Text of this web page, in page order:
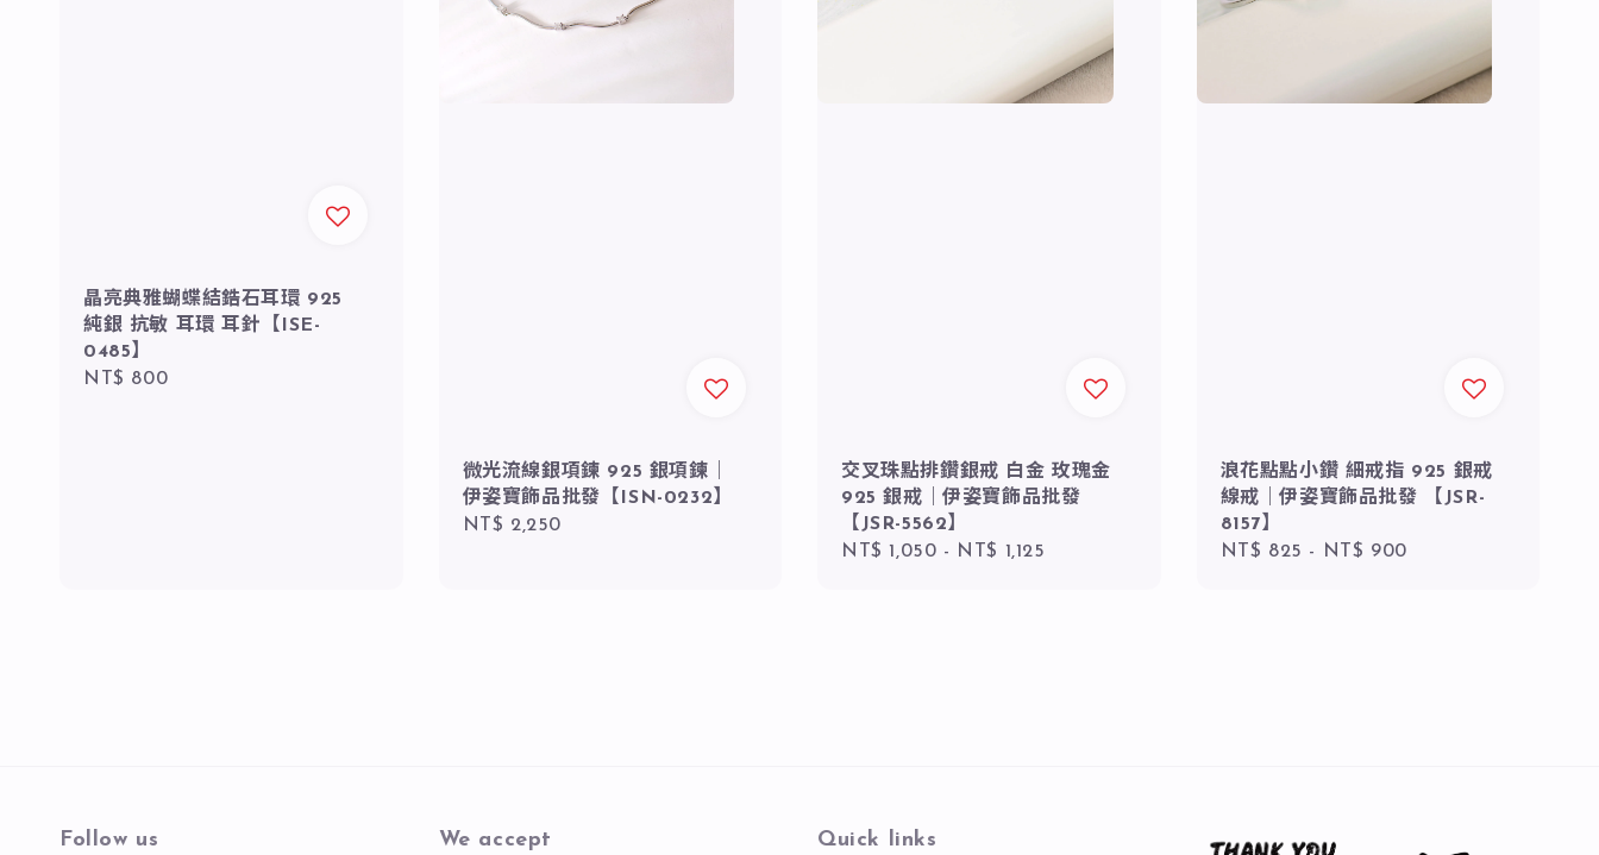
晶亮典雅蝴蝶結鋯石耳環 925
純銀 抗敏 耳環 耳針【ISE-
0485】
Regular
NT$ 800
微光流線銀項鍊 925 銀項鍊｜
伊姿寶飾品批發【ISN-0232】
Regular
NT$ 2,250
交叉珠點排鑽銀戒 白金 玫瑰金
925 銀戒｜伊姿寶飾品批發
【JSR-5562】
Regular
NT$ 1,050 - NT$ 1,125
浪花點點小鑽 細戒指 925 銀戒
線戒｜伊姿寶飾品批發 【JSR-
8157】
Regular
NT$ 825 - NT$ 900
Follow us We accept Quick links